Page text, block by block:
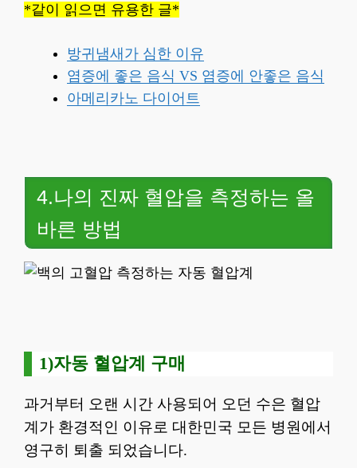
*같이 읽으면 유용한 글*
방귀냄새가 심한 이유
염증에 좋은 음식 VS 염증에 안좋은 음식
아메리카노 다이어트
4.나의 진짜 혈압을 측정하는 올
바른 방법
1)자동 혈압계 구매
과거부터 오랜 시간 사용되어 오던 수은 혈압
계가 환경적인 이유로 대한민국 모든 병원에서
영구히 퇴출 되었습니다.